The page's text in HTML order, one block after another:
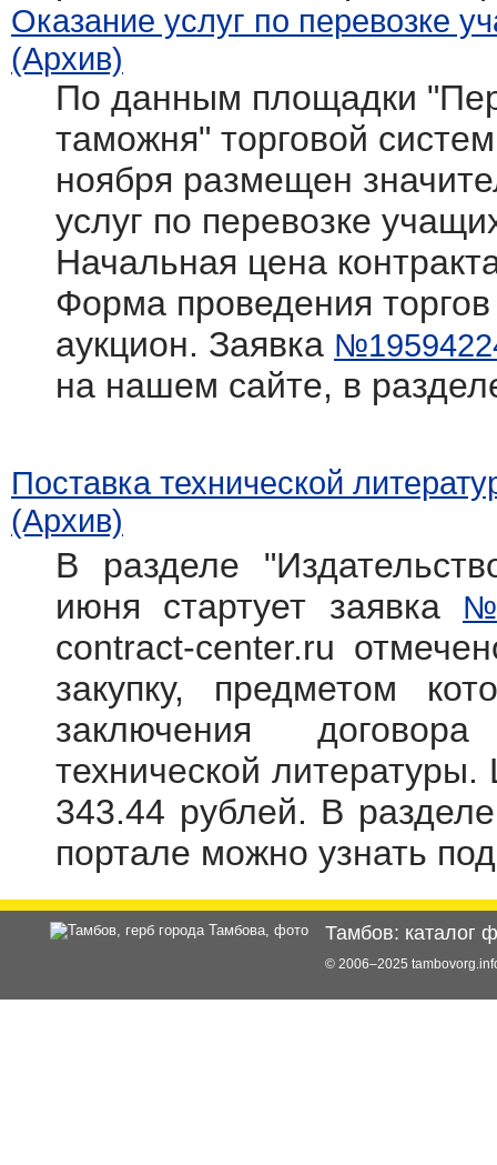
Оказание услуг по перевозке
(Архив)
По данным площадки
таможня" торговой
ноября размещен
услуг по перевозке
Начальная цена
Форма проведения
аукцион. Заявка
на нашем сайте, в
Поставка технической
(Архив)
В разделе
июня стартует заявка
contract-center.ru
закупку, предметом
заключения
технической
343.44 рублей. В
портале можно узнать
Тамбов: каталог
© 2006–2025